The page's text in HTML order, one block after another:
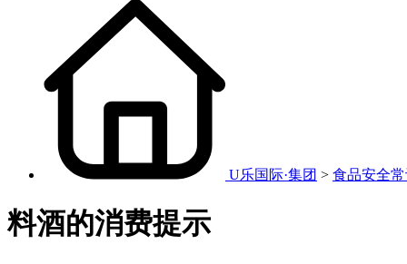
U乐国际·集团 > 食品安全
料酒的消费提示